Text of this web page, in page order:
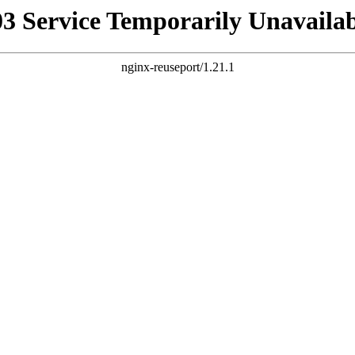
Service Temporarily
nginx-reuseport/1.21.1